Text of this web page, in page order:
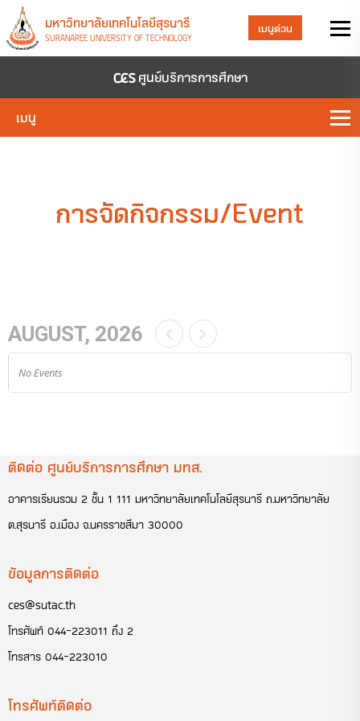
มหาวิทยาลัยเทคโนโลยีสุรนารี
SURANAREE UNIVERSITY OF TECHNOLOGY
เมนูด่วน
ศูนย์บริการการศึกษา
เมนู
การจัดกิจกรรม/Event
AUGUST, 2026
No Events
ติดต่อ ศูนย์บริการการศึกษา มทส.
อาคารเรียนรวม 2 ชั้น 1 111 มหาวิทยาลัยเทคโนโลยีสุรนารี ถ.มหาวิทยาลัย
ต.สุรนารี อ.เมือง จ.นครราชสีมา 30000
ข้อมูลการติดต่อ
ces@sutac.th
โทรศัพท์ 044-223011 ถึง 2
โทรสาร 044-223010
โทรศัพท์ติดต่อ